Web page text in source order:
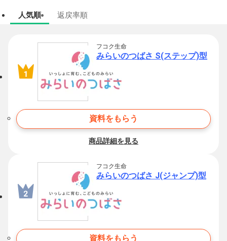
人気順 返戻率順
フコク生命
みらいのつばさ S(ステップ)型
資料をもらう
商品詳細を見る
フコク生命
みらいのつばさ J(ジャンプ)型
資料をもらう